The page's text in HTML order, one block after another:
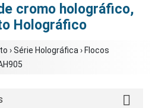
cromo holográfico,
Holográfico
›Série Holográfica › Flocos